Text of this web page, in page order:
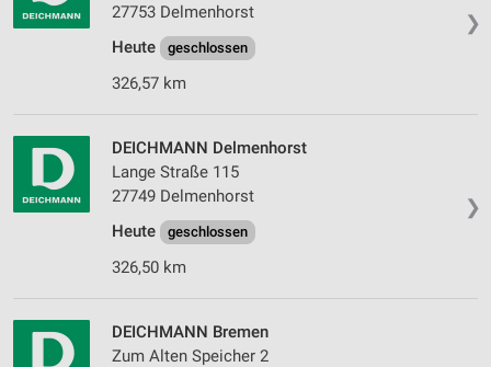
❯
27753 Delmenhorst
Heute
geschlossen
326,57 km
❯
DEICHMANN Delmenhorst
Lange Straße 115
27749 Delmenhorst
Heute
geschlossen
326,50 km
DEICHMANN Bremen
Zum Alten Speicher 2